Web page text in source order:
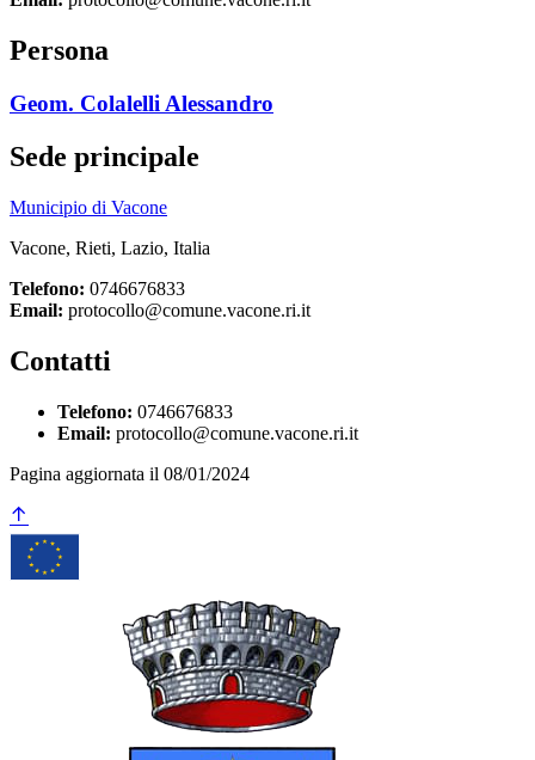
Persona
Geom. Colalelli Alessandro
Sede principale
Municipio di Vacone
Vacone, Rieti, Lazio, Italia
Telefono: 0746676833
Email: protocollo@comune.vacone.ri.it
Contatti
Telefono: 0746676833
Email: protocollo@comune.vacone.ri.it
Pagina aggiornata il 08/01/2024